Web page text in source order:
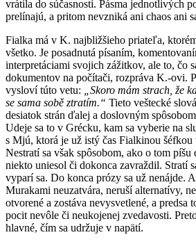
vrátila do súčasnosti. Pásma jednotlivých
prelínajú, a pritom nevzniká ani chaos ani
Fialka má v K. najbližšieho priateľa,
všetko. Je posadnutá písaním,
interpretáciami svojich zážitkov, ale to, čo
dokumentov na počítači, rozpráva K.-ovi.
vysloví túto vetu:
„Skoro mám strach, že
se sama sobě ztratím.“ Tieto veštecké
desiatok strán ďalej a doslovným
Udeje sa to v Grécku, kam sa vyberie na
s Mjú, ktorá je už istý čas Fialkinou
Nestratí sa však spôsobom, ako o tom
niekto uniesol či dokonca zavraždil. Stratí
vyparí sa. Do konca prózy sa už nenájde.
Murakami neuzatvára, neruší alternatívy,
otvorené a zostáva nevysvetlené, a
pocit nevôle či neukojenej zvedavosti.
hlavné, čím sa udržuje v napätí.